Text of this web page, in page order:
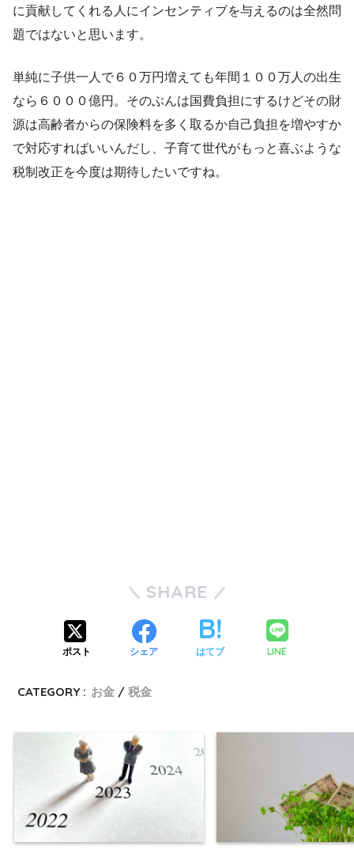
に貢献してくれる人にインセンティブを与えるのは全然問
題ではないと思います。
単純に子供一人で６０万円増えても年間１００万人の出生
なら６０００億円。そのぶんは国費負担にするけどその財
源は高齢者からの保険料を多く取るか自己負担を増やすか
で対応すればいいんだし、子育て世代がもっと喜ぶような
税制改正を今度は期待したいですね。
SHARE
ポスト シェア はてブ LINE
CATEGORY : お金 税金